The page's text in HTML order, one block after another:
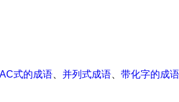
式的成语 并列式成语 带化字的成语